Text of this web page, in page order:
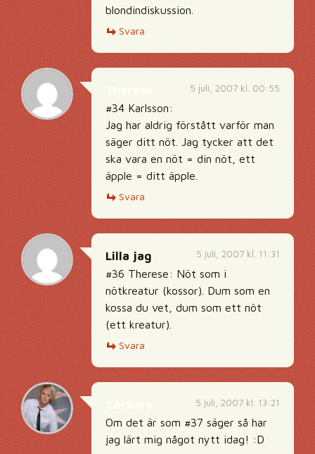
blondindiskussion.
Svara
5 juli, 2007 kl. 00:55
#34 Karlsson:
Jag har aldrig förstått varför man
säger ditt nöt. Jag tycker att det
ska vara en nöt = din nöt, ett
äpple = ditt äpple.
Svara
5 juli, 2007 kl. 11:31
Lilla jag
#36 Therese: Nöt som i
nötkreatur (kossor). Dum som en
kossa du vet, dum som ett nöt
(ett kreatur).
Svara
5 juli, 2007 kl. 13:21
Om det är som #37 säger så har
jag lärt mig något nytt idag! :D